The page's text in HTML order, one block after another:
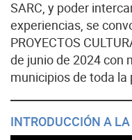
SARC, y poder
experiencias, se
PROYECTOS
de junio de 2024 con
municipios de toda la
INTRODUCCIÓN A